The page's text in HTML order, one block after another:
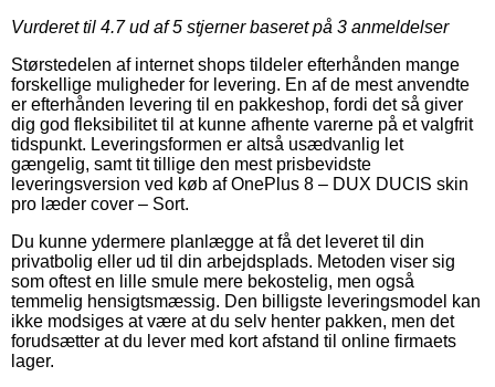
Vurderet til 4.7ud af 5 stjerner baseret på 3 anmeldelser
Størstedelen af internet shops tildeler efterhånden mange
forskellige muligheder for levering. En af de mest anvendte
er efterhånden levering til en pakkeshop, fordi det så giver
dig god fleksibilitet til at kunne afhente varerne på et valgfrit
tidspunkt. Leveringsformen er altså usædvanlig let
gængelig, samt tit tillige den mest prisbevidste
leveringsversion ved køb af OnePlus 8 – DUX DUCIS skin
pro læder cover – Sort.
Du kunne ydermere planlægge at få det leveret til din
privatbolig eller ud til din arbejdsplads. Metoden viser sig
som oftest en lille smule mere bekostelig, men også
temmelig hensigtsmæssig. Den billigste leveringsmodel kan
ikke modsiges at være at du selv henter pakken, men det
forudsætter at du lever med kort afstand til online firmaets
lager.